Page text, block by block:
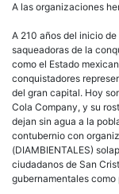
A las organizaciones
A 210 años del inicio
saqueadoras de la
como el Estado
conquistadores
del gran capital. Hoy
Cola Company, y su
dejan sin agua a la
contubernio con
(DIAMBIENTALES)
ciudadanos de San
gubernamentales